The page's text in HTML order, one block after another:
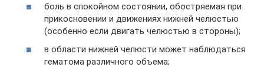
боль в спокойном состоянии, обостряемая при
прикосновении и движениях нижней челюстью
(особенно если двигать челюстью в стороны);
в области нижней челюсти может наблюдаться
гематома различного объема;